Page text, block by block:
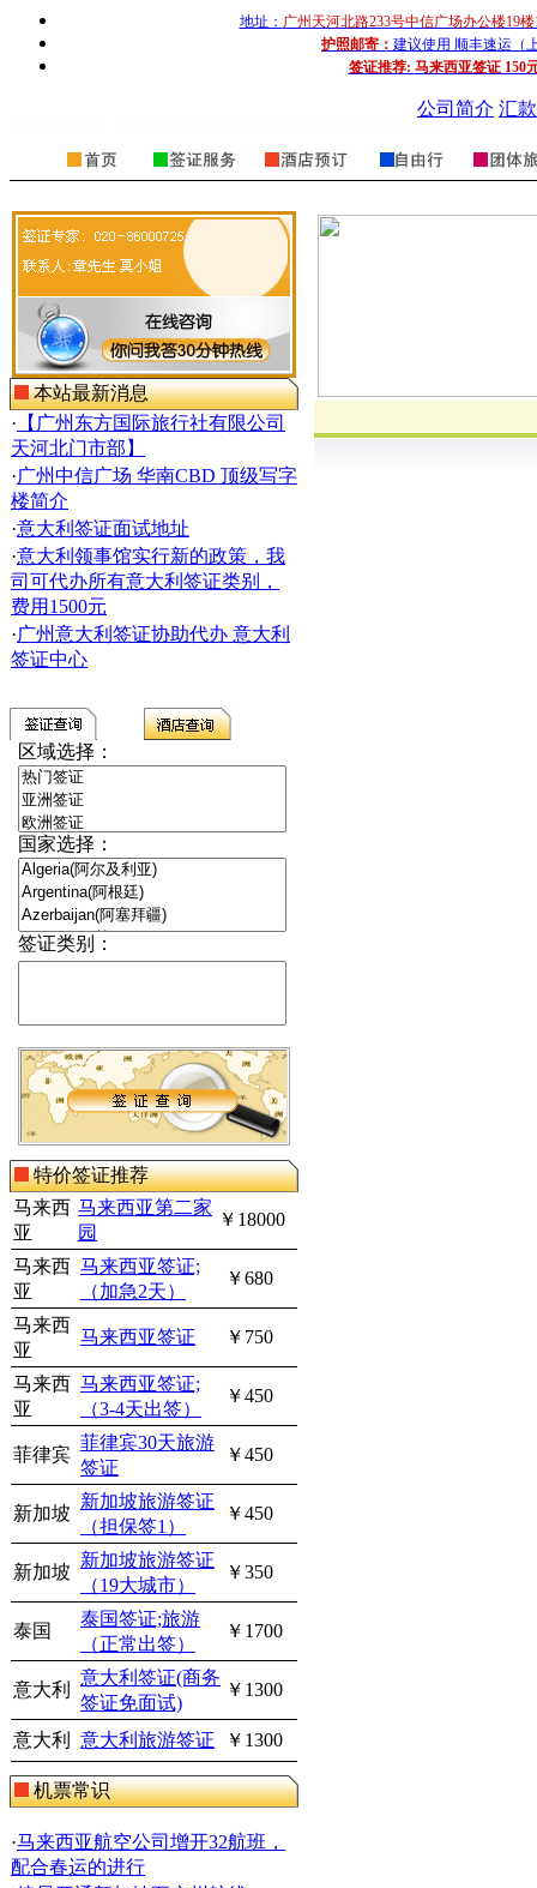
地址： 广州天河北路233号中信广场办公楼19
护照邮寄： 建议使用 顺丰速运（
签证推荐: 马来西亚签证 150
公司简介 汇
本站最新消息
· 【广州东方国际旅行社有限公司
天河北门市部】
·广州中信广场 华南CBD 顶级写字
楼简介
·意大利签证面试地址
·意大利领事馆实行新的政策，我
司可代办所有意大利签证类别，
费用1500元
·广州意大利签证协助代办 意大利
签证中心
区域选择：
国家选择：
签证类别：
特价签证推荐
马来西
亚
马来西亚第二家
园
￥18000
马来西
亚
马来西亚签证;
（加急2天）
￥680
马来西
亚
马来西亚签证 ￥750
马来西
亚
马来西亚签证;
（3-4天出签）
￥450
菲律宾
菲律宾30天旅游
签证
￥450
新加坡
新加坡旅游签证
（担保签1）
￥450
新加坡
新加坡旅游签证
（19大城市）
￥350
泰国
泰国签证;旅游
（正常出签）
￥1700
意大利
意大利签证(商务
签证免面试)
￥1300
意大利 意大利旅游签证 ￥1300
机票常识
·马来西亚航空公司增开32航班，
配合春运的进行